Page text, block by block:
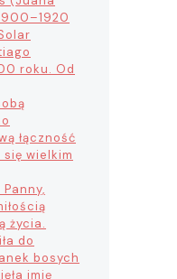
roku. Od
łączność
się wielkim
życia.
do
bosych
imię